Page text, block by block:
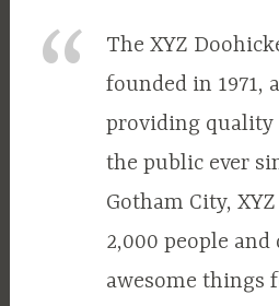
The XYZ
founded in 1971,
providing quality
the public ever
Gotham City,
2,000 people
awesome things